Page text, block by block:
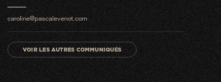
caroline@pascalevenot.com
VOIR LES AUTRES COMMUNIQUÉS